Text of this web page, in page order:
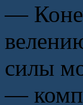
—
силы
—